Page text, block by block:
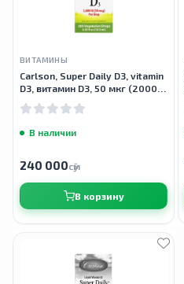
ВИТАМИНЫ
Carlson, Super Daily D3, vitamin
D3, витамин D3, 50 мкг (2000
МЕ), 10,3 мл
В наличии
240 000сӯм
В корзину